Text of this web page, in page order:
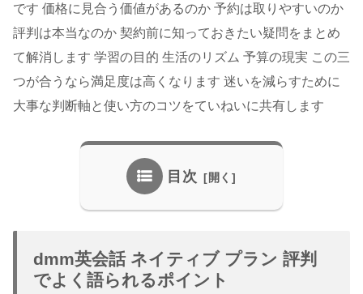
です 価格に見合う価値があるのか 予約は取りやすいのか
評判は本当なのか 契約前に知っておきたい疑問をまとめ
て解消します 学習の目的 生活のリズム 予算の現実 この三
つが合うなら満足度は高くなります 迷いを減らすために
大事な判断軸と使い方のコツをていねいに共有します
目次
dmm英会話 ネイティブ プラン 評判
でよく語られるポイント